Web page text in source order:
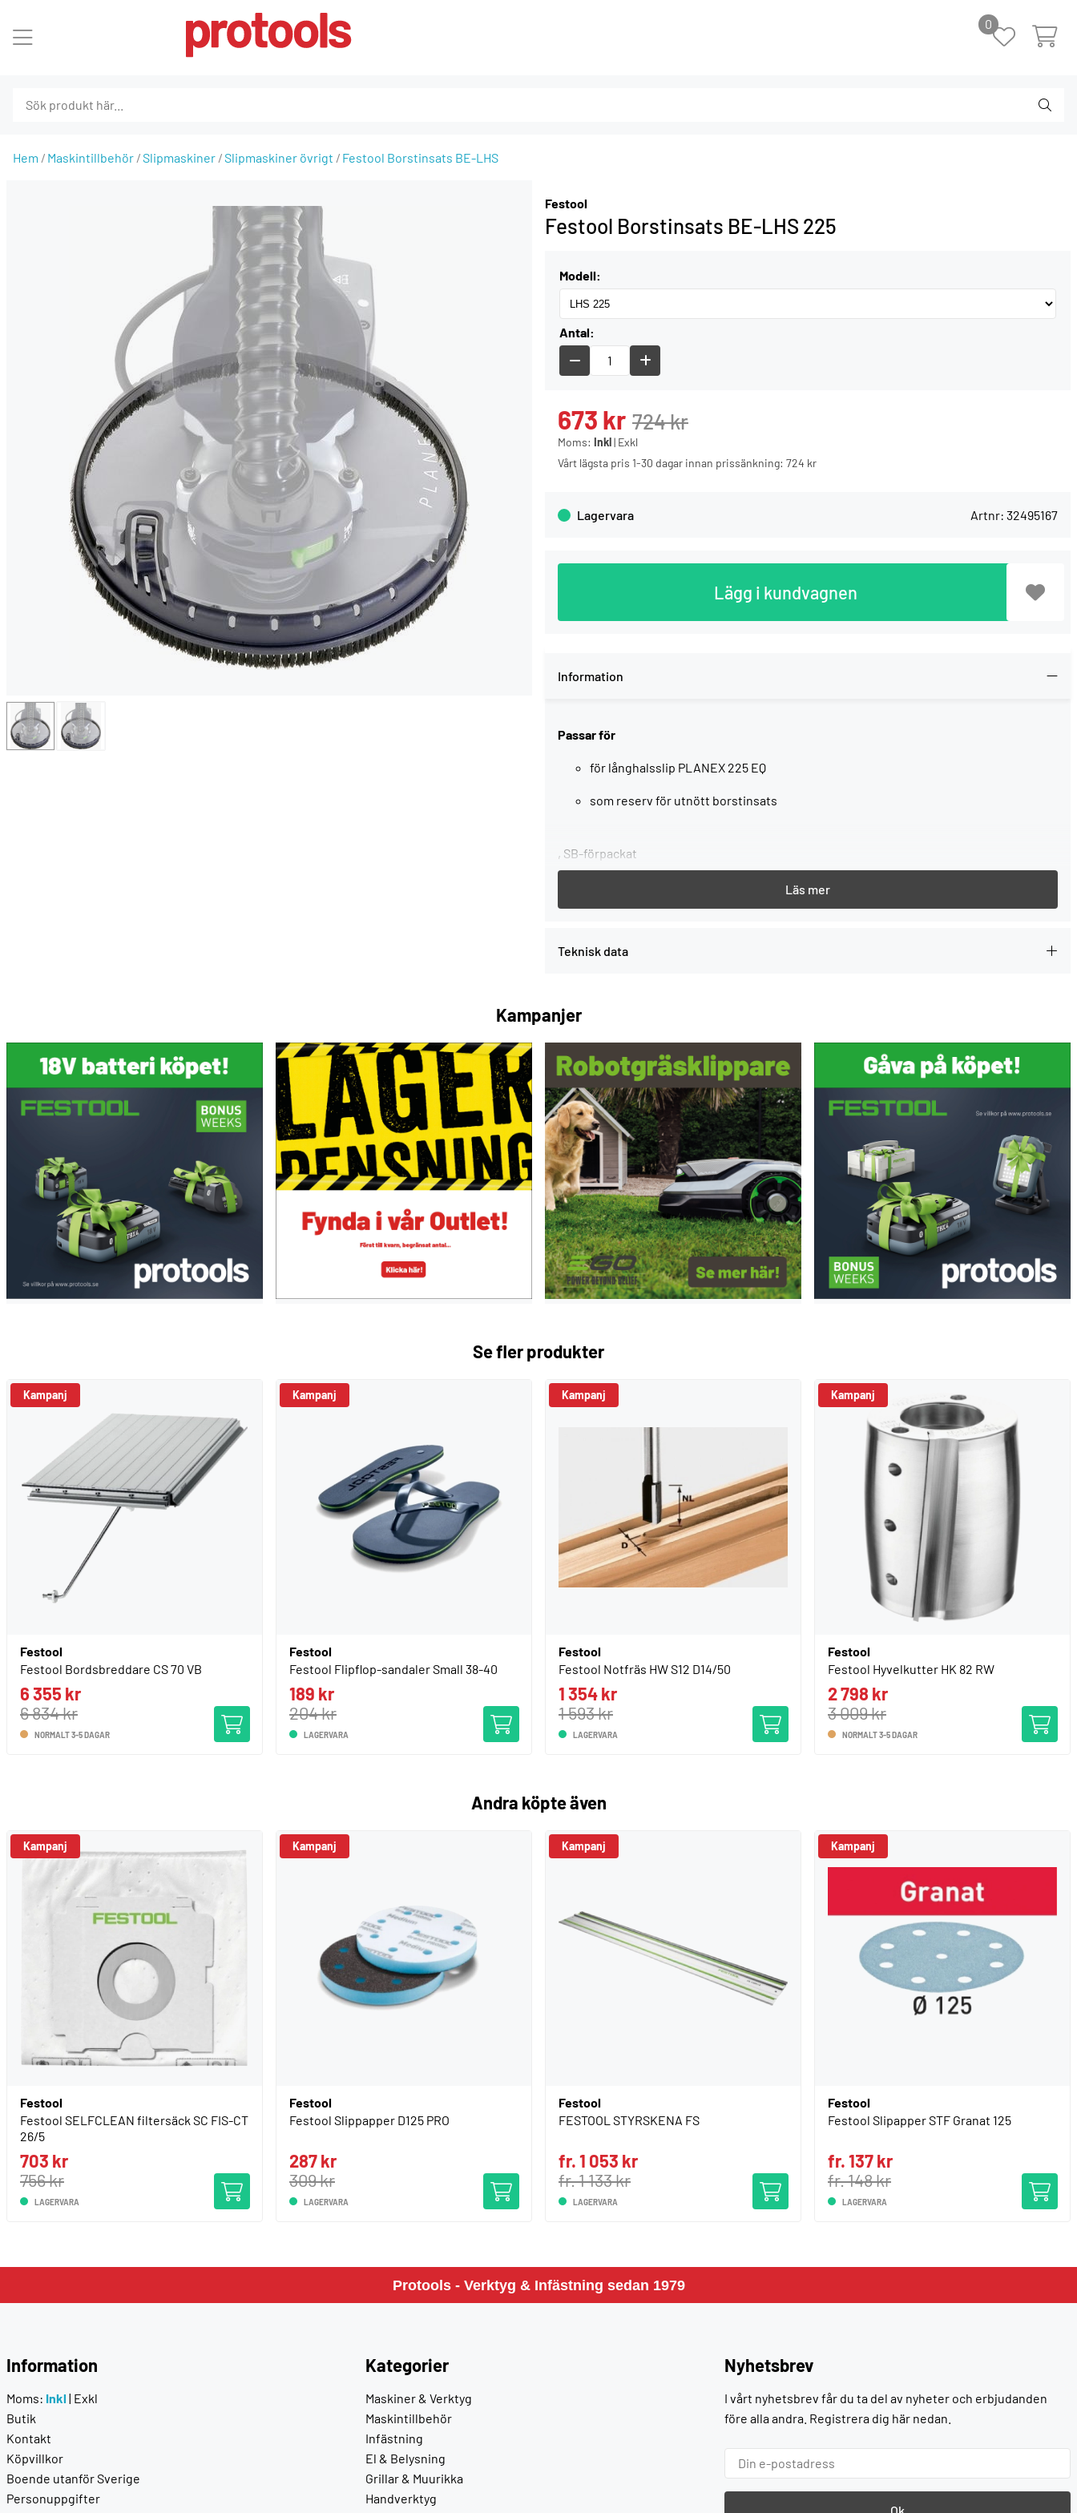
0
Hem Maskintillbehör Slipmaskiner Slipmaskiner övrigt Festool Borstinsats BE-LHS
Festool
Festool Borstinsats BE-LHS 225
Modell:
Antal:
724kr
673 kr
Moms: Inkl| Exkl
Vårt lägsta pris 1-30 dagar innan prissänkning: 724 kr
Lagervara Artnr: 32495167
Lägg i kundvagnen
Information
Passar för
för långhalsslip PLANEX 225 EQ
som reserv för utnött borstinsats
, SB-förpackat
Service all-inclusive. Ingår varje gång du köper ett Festool-verktyg.
Teknisk data
Kampanjer
Se fler produkter
Kampanj
Festool
Festool Bordsbreddare CS 70 VB
6 355 kr
6 834 kr
NORMALT 3-5 DAGAR
Kampanj
Festool
Festool Flipflop-sandaler Small 38-40
189 kr
204 kr
LAGERVARA
Festool
Festool Notfräs HW S12 D14/50
1 354 kr
1 593 kr
LAGERVARA
Kampanj
Festool
Festool Hyvelkutter HK 82 RW
2 798 kr
3 009 kr
NORMALT 3-5 DAGAR
Andra köpte även
Kampanj
Festool
Festool SELFCLEAN filtersäck SC FIS-CT
26/5
703 kr
756 kr
LAGERVARA
Kampanj
Festool
Festool Slippapper D125 PRO
287 kr
309 kr
LAGERVARA
Kampanj
Festool
FESTOOL STYRSKENA FS
fr. 1 053 kr
fr. 1 133 kr
LAGERVARA
Kampanj
Festool
Festool Slipapper STF Granat 125
fr. 137 kr
fr. 148 kr
LAGERVARA
Protools - Verktyg & Infästning sedan 1979
Information
Moms: Inkl | Exkl
Butik
Kontakt
Köpvillkor
Boende utanför Sverige
Personuppgifter
Kategorier
Maskiner & Verktyg
Maskintillbehör
Infästning
El & Belysning
Grillar & Muurikka
Handverktyg
Nyhetsbrev
I vårt nyhetsbrev får du ta del av nyheter och erbjudanden
före alla andra. Registrera dig här nedan.